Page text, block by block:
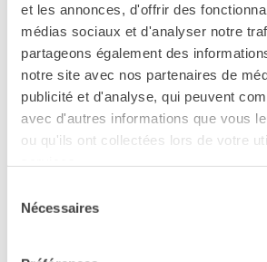
et les annonces, d'offrir des
médias sociaux et d'analyser notre
partageons également des
notre site avec nos partenaires de
publicité et d'analyse, qui peuvent
avec d'autres informations que vous
ou qu'ils ont collectées lors de votre
Nécessaires
Contatti
Organigramma
Lavorare con noi
Appalti pubblici, gare
d'appalto e contratti
SOSTENERE
FRANCAIS ITALIA
Le operazioni
Da sempre Oriente Occidente è
scena francese, intrecciando
nel tempo una relazione di grande
artiste che hanno lasciato un segno nel
internazionale.
Con il sostegno della Fondazione
🎭 Gli appuntamenti francesi in
📅 06/09/2025 – 10:30 | Fossato del